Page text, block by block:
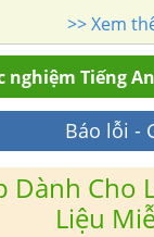
use the >> Xem
nghiệm Tiếng
Báo lỗi -
Dành Cho
Liệu